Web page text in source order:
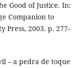
Good of Justice. In:
Companion to
Press, 2003. p. 277-
– a pedra de toque